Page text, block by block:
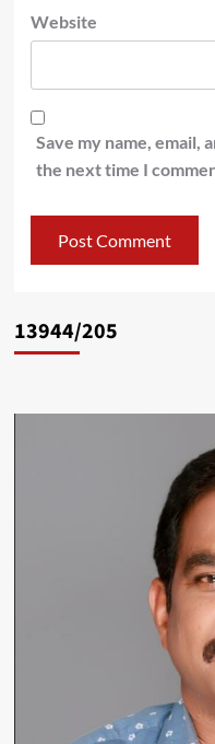
Website
Save my name, email,
the next time I
13944/205